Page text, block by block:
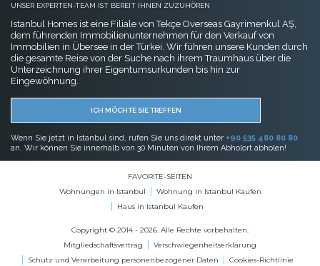
UNSER EXPERTEN-TEAM IST BEREIT IHNEN ZUZUHÖREN
Istanbul Homes ist eine Filiale von Tekçe Overseas Gayrimenkul AŞ,
dem führenden Immobilienunternehmen für den Verkauf von
Immobilien in Übersee in der Türkei. Wir führen unsere Kunden durch
die gesamte Reise von der Suche nach ihrem Traumhaus über die
Unterzeichnung ihrer Eigentumsurkunden bis hin zur
Eingewöhnung.
ICH MÖCHTE SIE TREFFEN
Wenn Sie jetzt in Istanbul sind, rufen Sie uns direkt unter +90 535 480 80 80
an. Wir können Sie innerhalb von 30 Minuten von Ihrem Abholort abholen!
FAVORITE-SEITEN
Wohnungen in Istanbul
Wohnung in Istanbul Kaufen
Haus in Istanbul Kaufen
Copyright © 2014 - 2026. Alle Rechte vorbehalten.
Mitgliedschaftsvertrag
Verschwiegenheitserklärung
Schutz und Verarbeitung personenbezogener Daten
Cookies-Richtlinie